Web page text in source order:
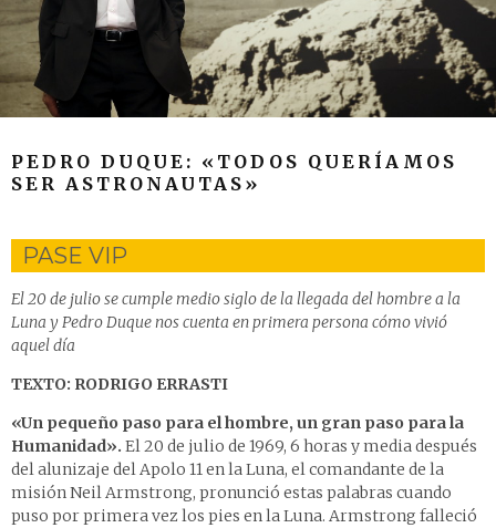
PEDRO DUQUE: «TODOS QUERÍAMOS
SER ASTRONAUTAS»
PASE VIP
El 20 de julio se cumple medio siglo de la llegada del hombre a la
Luna y Pedro Duque nos cuenta en primera persona cómo vivió
aquel día
TEXTO: RODRIGO ERRASTI
«Un pequeño paso para el hombre, un gran paso para la
Humanidad». El 20 de julio de 1969, 6 horas y media después
del alunizaje del Apolo 11 en la Luna, el comandante de la
misión Neil Armstrong, pronunció estas palabras cuando
puso por primera vez los pies en la Luna. Armstrong falleció